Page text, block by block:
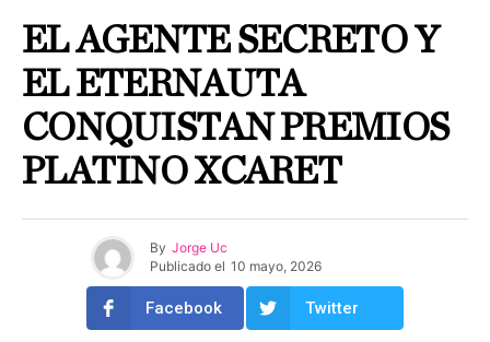
EL AGENTE SECRETO Y
EL ETERNAUTA
CONQUISTAN PREMIOS
PLATINO XCARET
By Jorge Uc
Publicado el 10 mayo, 2026
Facebook Twitter